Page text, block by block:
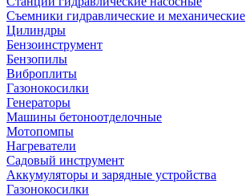
Съемники гидравлические и механические
Цилиндры
Бензоинструмент
Бензопилы
Виброплиты
Газонокосилки
Генераторы
Машины бетоноотделочные
Мотопомпы
Нагреватели
Садовый инструмент
Аккумуляторы и зарядные устройства
Газонокосилки